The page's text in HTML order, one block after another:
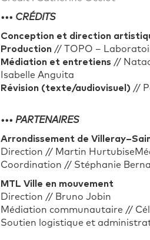
••• CRÉDITS
Conception et direction
Production // TOPO –
Médiation et entretiens //
Isabelle Anguita
Révision (texte/audiovisuel) //
••• PARTENAIRES
Arrondissement de
Direction // Martin Hurtubise
Coordination // Stéphanie
MTL Ville en mouvement
Direction // Bruno Jobin
Médiation communautaire //
Soutien logistique et